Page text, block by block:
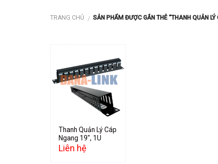
TRANG CHỦ / SẢN PHẨM ĐƯỢC GẮN THẺ “THANH QUẢN LÝ
wishlist
Thanh Quản Lý Cáp
Ngang 19″, 1U
Liên hệ